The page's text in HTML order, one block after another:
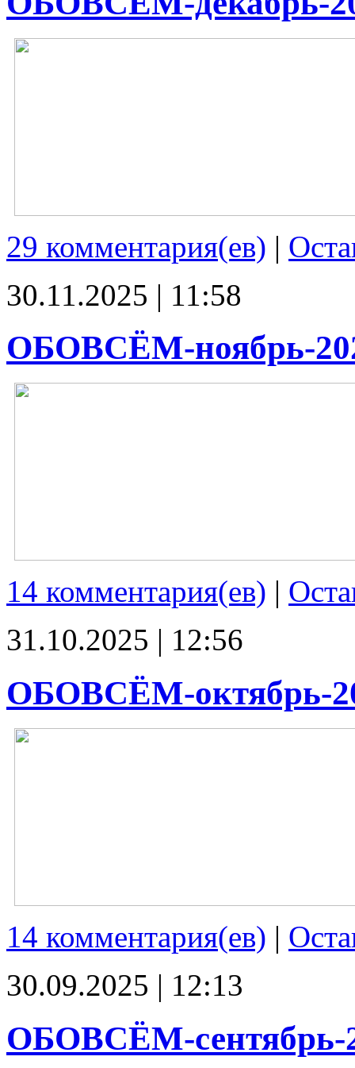
29 комментария(ев) |
30.11.2025 | 11:58
ОБОВСЁМ-ноябрь-
14 комментария(ев) |
31.10.2025 | 12:56
ОБОВСЁМ-октябрь-
14 комментария(ев) |
30.09.2025 | 12:13
ОБОВСЁМ-сентябрь-